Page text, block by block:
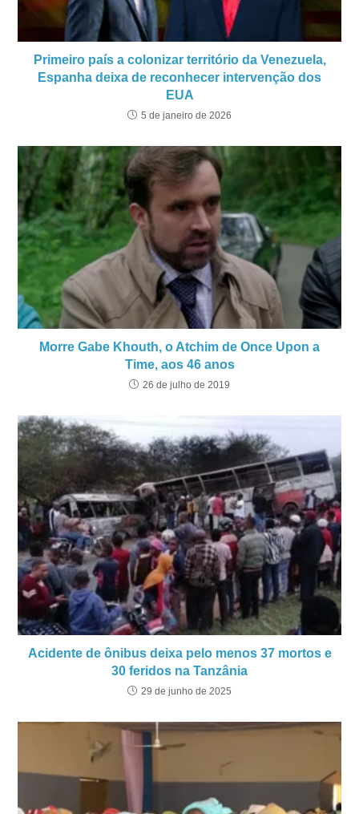
Primeiro país a colonizar território da Venezuela,
Espanha deixa de reconhecer intervenção dos
EUA
5 de janeiro de 2026
Morre Gabe Khouth, o Atchim de Once Upon a
Time, aos 46 anos
26 de julho de 2019
Acidente de ônibus deixa pelo menos 37 mortos e
30 feridos na Tanzânia
29 de junho de 2025